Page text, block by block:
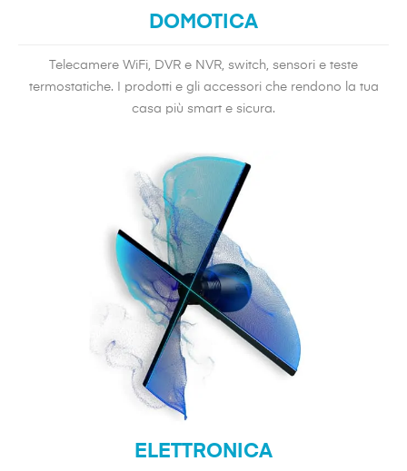
DOMOTICA
Telecamere WiFi, DVR e NVR, switch, sensori e teste
termostatiche. I prodotti e gli accessori che rendono la tua
casa più smart e sicura.
ELETTRONICA